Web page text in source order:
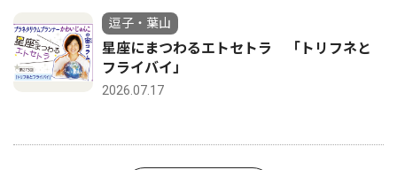
逗子・葉山
星座にまつわるエトセトラ 「トリフネと
フライバイ」
2026.07.17